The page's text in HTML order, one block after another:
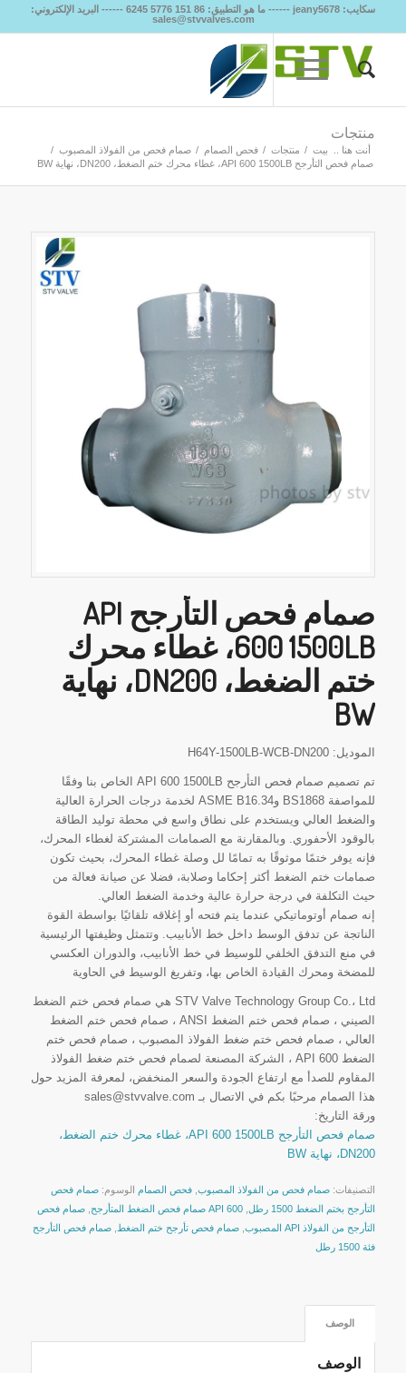
سكايب: jeany5678 ------ ما هو التطبيق: 86 151 5776 6245 ------ البريد الإلكتروني:
sales@stvvalves.com
منتجات
أنت هنا .. بيت / منتجات / فحص الصمام / صمام فحص من الفولاذ المصبوب /
صمام فحص التأرجح API 600 1500LB، غطاء محرك ختم الضغط، DN200، نهاية BW
صمام فحص التأرجح API
600 1500LB، غطاء محرك
ختم الضغط، DN200، نهاية
BW
الموديل: H64Y-1500LB-WCB-DN200
تم تصميم صمام فحص التأرجح API 600 1500LB الخاص بنا وفقًا
للمواصفة BS1868 وASME B16.34 لخدمة درجات الحرارة العالية
والضغط العالي ويستخدم على نطاق واسع في محطة توليد الطاقة
بالوقود الأحفوري. وبالمقارنة مع الصمامات المشتركة لغطاء المحرك،
فإنه يوفر ختمًا موثوقًا به تمامًا لل وصلة غطاء المحرك، بحيث تكون
صمامات ختم الضغط أكثر إحكاما وصلابة، فضلا عن صيانة فعالة من
حيث التكلفة في درجة حرارة عالية وخدمة الضغط العالي.
إنه صمام أوتوماتيكي عندما يتم فتحه أو إغلاقه تلقائيًا بواسطة القوة
الناتجة عن تدفق الوسط داخل خط الأنابيب. وتتمثل وظيفتها الرئيسية
في منع التدفق الخلفي للوسيط في خط الأنابيب، والدوران العكسي
للمضخة ومحرك القيادة الخاص بها، وتفريغ الوسيط في الحاوية
STV Valve Technology Group Co.، Ltd هي صمام فحص ختم الضغط
الصيني ، صمام فحص ختم الضغط ANSI ، صمام فحص ختم الضغط
العالي ، صمام فحص ختم ضغط الفولاذ المصبوب ، صمام فحص ختم
الضغط API 600 ، الشركة المصنعة لصمام فحص ختم ضغط الفولاذ
المقاوم للصدأ مع ارتفاع الجودة والسعر المنخفض، لمعرفة المزيد حول
هذا الصمام مرحبًا بكم في الاتصال بـ sales@stvvalve.com
ورقة التاريخ:
صمام فحص التأرجح API 600 1500LB، غطاء محرك ختم الضغط،
DN200، نهاية BW
التصنيفات: صمام فحص من الفولاذ المصبوب, فحص الصمام الوسوم: صمام فحص
التأرجح بختم الضغط 1500 رطل
API 600 صمام فحص الضغط المتأرجح
صمام فحص
التأرجح من الفولاذ API المصبوب
, صمام فحص تأرجح ختم الضغط
صمام فحص التأرجح
فئة 1500 رطل
الوصف
الوصف